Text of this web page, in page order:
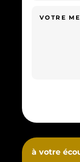
à votre